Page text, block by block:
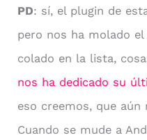
PD: sí, el plugin de
pero nos ha molado
colado en la lista,
nos ha dedicado su
eso creemos, que
Cuando se mude a